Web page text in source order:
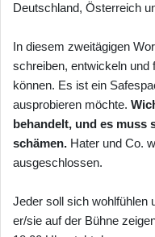
Deutschland, Österreich
In diesem zweitägigen
schreiben, entwickeln und
können. Es ist ein
ausprobieren möchte.
behandelt, und es muss
schämen. Hater und Co.
ausgeschlossen.
Jeder soll sich wohlfühlen
er/sie auf der Bühne